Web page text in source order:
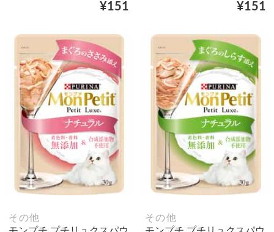
¥151 ¥151
その他
その他